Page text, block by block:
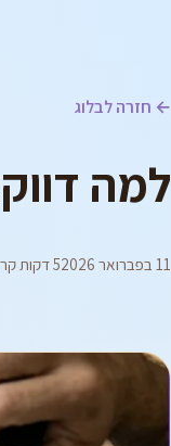
← חזרה לבלוג
למה
11 בפברואר 2026 5 דקות קריאה